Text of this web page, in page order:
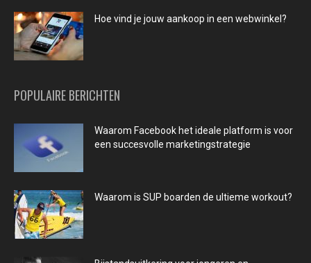
Hoe vind je jouw aankoop in een webwinkel?
POPULAIRE BERICHTEN
Waarom Facebook het ideale platform is voor
een succesvolle marketingstrategie
Waarom is SUP boarden de ultieme workout?